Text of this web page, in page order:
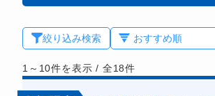
絞り込み検索
1～10件を表示/ 全18件